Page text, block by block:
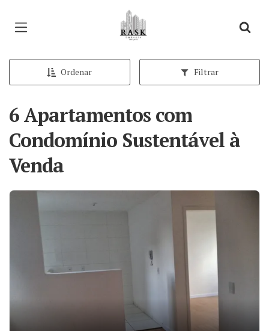
Página inicial
Ordenar Filtrar
6 Apartamentos com
Condomínio Sustentável à
Venda